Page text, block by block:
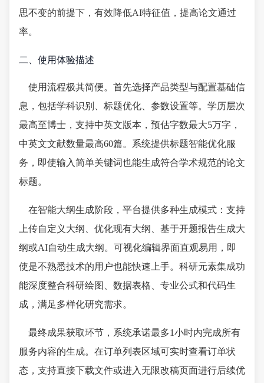
思不变的前提下，有效降低AI特征值，提高论文通过
率。
二、使用体验描述
使用流程极其简便。首先选择产品类型与配置基础信
息，包括学科识别、标题优化、参数设置等。学历层次
最高至博士，支持中英文版本，预估字数最大5万字，
中英文文献数量最高60篇。系统提供标题智能优化服
务，即使输入简单关键词也能生成符合学术规范的论文
标题。
在智能大纲生成阶段，平台提供多种生成模式：支持
上传自定义大纲、优化现有大纲、基于开题报告生成大
纲或AI自动生成大纲。可视化编辑界面直观易用，即
使是不熟悉技术的用户也能快速上手。科研元素集成功
能深度整合科研绘图、数据表格、专业公式和代码生
成，满足多样化研究需求。
最终成果获取环节，系统承诺最多1小时内完成所有
服务内容的生成。在订单列表区域可实时查看订单状
态，支持直接下载文件或进入无限改稿页面进行后续优